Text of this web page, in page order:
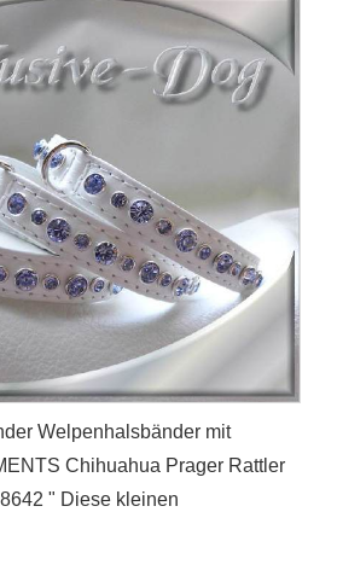
Welpenhalsbänder mit
Chihuahua Prager Rattler
" Diese kleinen